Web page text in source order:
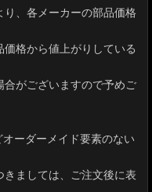
、各メーカーの部品価格
格から値上がりしている
がございますので予めご
ーダーメイド要素のない
きましては、ご注文後に表